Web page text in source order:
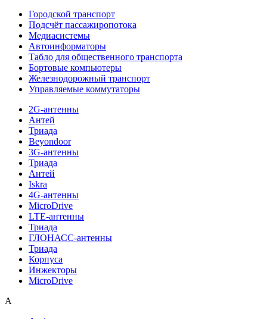
Городской транспорт
Подсчёт пассажиропотока
Медиасистемы
Автоинформаторы
Табло для общественного транспорта
Бортовые компьютеры
Железнодорожный транспорт
Управляемые коммутаторы
2G-антенны
Антей
Триада
Beyondoor
3G-антенны
Триада
Антей
Iskra
4G-антенны
MicroDrive
LTE-антенны
Триада
ГЛОНАСС-антенны
Триада
Корпуса
Инжекторы
MicroDrive
A